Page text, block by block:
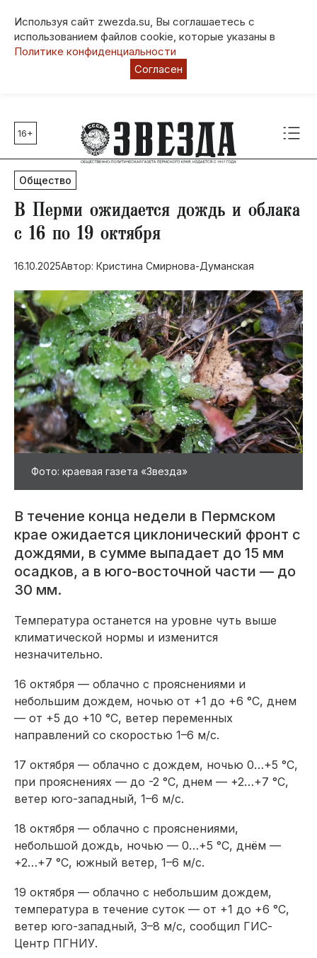
Используя сайт zwezda.su, Вы соглашаетесь с
использованием файлов cookie, которые указаны в
Политике конфиденциальности
Согласен
Главные темы
80 лет Победы
Молодежная столица РФ
СВО
Выборы в Пермском крае
Социальная поддержка
Инфраструктура
Благоустройство
16+
Общество
В Перми ожидается дождь и облака
с 16 по 19 октября
16.10.2025Автор: Кристина Смирнова-Думанская
Фото: краевая газета «Звезда»
В течение конца недели в Пермском
крае ожидается циклонический фронт с
дождями, в сумме выпадает до 15 мм
осадков, а в юго-восточной части — до
30 мм.
Температура останется на уровне чуть выше
климатической нормы и изменится
незначительно.
16 октября — облачно с прояснениями и
небольшим дождем, ночью от +1 до +6 °C, днем
— от +5 до +10 °C, ветер переменных
направлений со скоростью 1–6 м/с.
17 октября — облачно с дождем, ночью 0…+5 °C,
при прояснениях — до -2 °C, днем — +2…+7 °C,
ветер юго-западный, 1–6 м/с.
18 октября — облачно с прояснениями,
небольшой дождь, ночью — 0…+5 °C, днём —
+2…+7 °C, южный ветер, 1–6 м/с.
19 октября — облачно с небольшим дождем,
температура в течение суток — от +1 до +6 °C,
ветер юго-западный, 3–8 м/с, сообщил ГИС-
Центр ПГНИУ.